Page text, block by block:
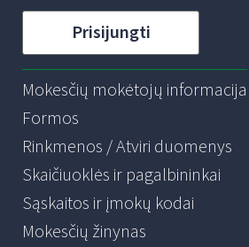
Prisijungti
Mokesčių mokėtojų informacija
Formos
Rinkmenos / Atviri duomenys
Skaičiuoklės ir pagalbininkai
Sąskaitos ir įmokų kodai
Mokesčių žinynas